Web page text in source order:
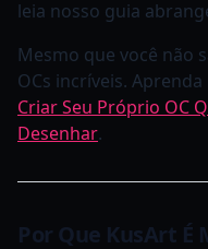
leia nosso guia
Mesmo que você não
OCs incríveis.
Criar Seu Próprio OC
Desenhar.
Por Que KusArt É